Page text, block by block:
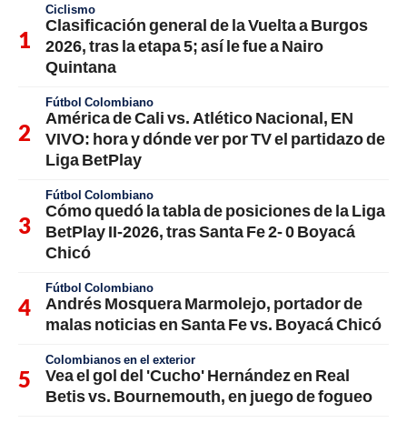
Ciclismo
Clasificación general de la Vuelta a Burgos
2026, tras la etapa 5; así le fue a Nairo
Quintana
Fútbol Colombiano
América de Cali vs. Atlético Nacional, EN
VIVO: hora y dónde ver por TV el partidazo de
Liga BetPlay
Fútbol Colombiano
Cómo quedó la tabla de posiciones de la Liga
BetPlay II-2026, tras Santa Fe 2- 0 Boyacá
Chicó
Fútbol Colombiano
Andrés Mosquera Marmolejo, portador de
malas noticias en Santa Fe vs. Boyacá Chicó
Colombianos en el exterior
Vea el gol del 'Cucho' Hernández en Real
Betis vs. Bournemouth, en juego de fogueo